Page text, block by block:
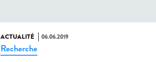
ACTUALITÉ 06.06.2019
Recherche